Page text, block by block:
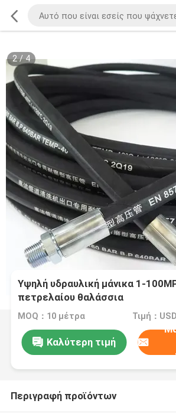
2/ 4
Υψηλή υδραυλική μάνικα 1-
πετρελαίου θαλάσσια
MOQ：10 μέτρα Τιμή：
Καλύτερη τιμή
Περιγραφή προϊόντων